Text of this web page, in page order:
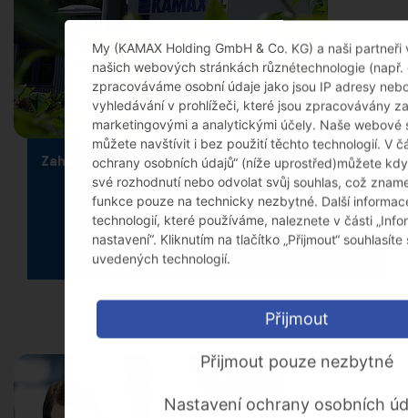
Zahájení udržitelnosti
My (KAMAX Holding GmbH & Co. KG) a naši
našich webových stránkách různétechnologie (např.
zpracováváme osobní údaje jako jsou IP adresy
vyhledávání v prohlížeči, které jsou zpracovávány za
marketingovými a analytickými účely. Naše webové
můžete navštívit i bez použití těchto technologií. V
ochrany osobních údajů“ (níže uprostřed)můžete
své rozhodnutí nebo odvolat svůj souhlas, což
funkce pouze na technicky nezbytné. Další
technologií, které používáme, naleznete v části
nastavení“. Kliknutím na tlačítko „Přijmout“
uvedených technologií.
Přijmout
Přijmout pouze nezbytné
Nastavení ochrany osobních